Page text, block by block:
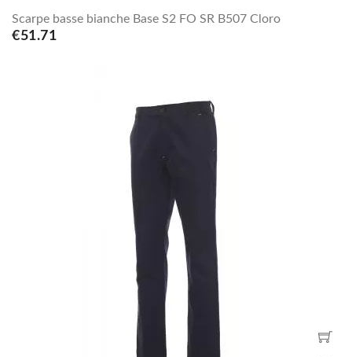
Scarpe basse bianche Base S2 FO SR B507 Cloro
€51.71